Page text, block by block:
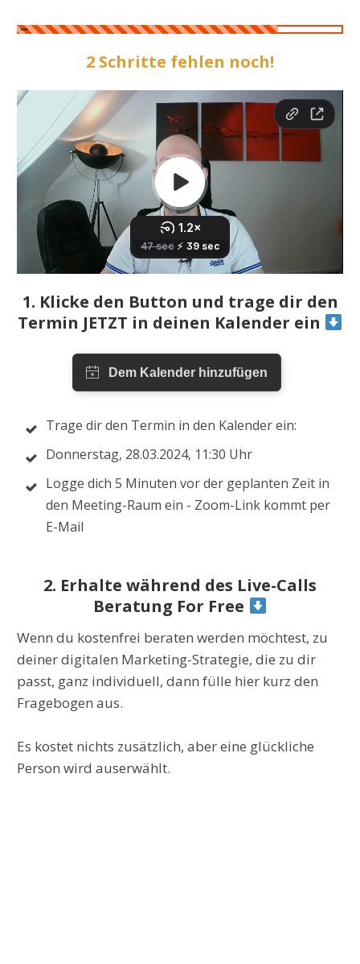
80%
2 Schritte fehlen noch!
1. Klicke den Button und trage dir den
Termin JETZT in deinen Kalender ein
Trage dir den Termin in den Kalender ein:
Donnerstag, 28.03.2024, 11:30 Uhr
Logge dich 5 Minuten vor der geplanten Zeit in
den Meeting-Raum ein - Zoom-Link kommt per
E-Mail
2. Erhalte während des Live-Calls
Beratung For Free
Wenn du kostenfrei beraten werden möchtest, zu
deiner digitalen Marketing-Strategie, die zu dir
passt, ganz individuell, dann fülle hier kurz den
Fragebogen aus.
Es kostet nichts zusätzlich, aber eine glückliche
Person wird auserwählt.